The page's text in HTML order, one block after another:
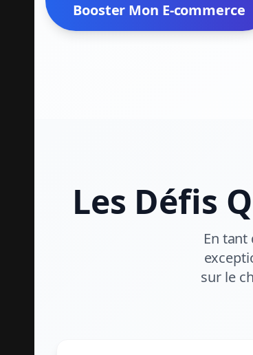
Booster Mon E-commerce
Les Défis
En
sur le